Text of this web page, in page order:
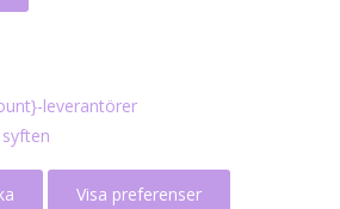
leverantörer
Visa preferenser